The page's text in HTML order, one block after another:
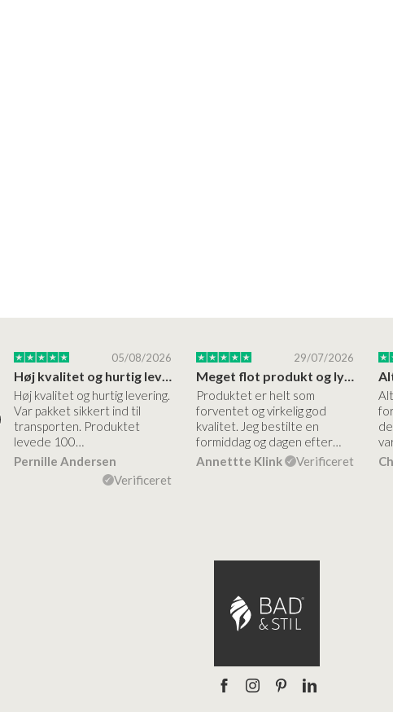
05/08/2026
Høj kvalitet og hurtig levering
Høj kvalitet og hurtig levering.
Var pakket sikkert ind til
transporten. Produktet
levede 100…
Pernille Andersen
Verificeret
29/07/2026
Meget flot produkt og lynhurtigt levering
Produktet er helt som
forventet og virkelig god
kvalitet. Jeg bestilte en
formiddag og dagen efter…
Annettte Klink
Verificeret